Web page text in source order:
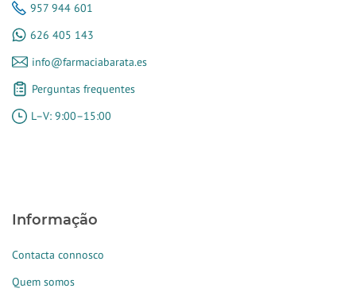
957 944 601
626 405 143
info@farmaciabarata.es
Perguntas frequentes
L–V: 9:00–15:00
Informação
Contacta connosco
Quem somos